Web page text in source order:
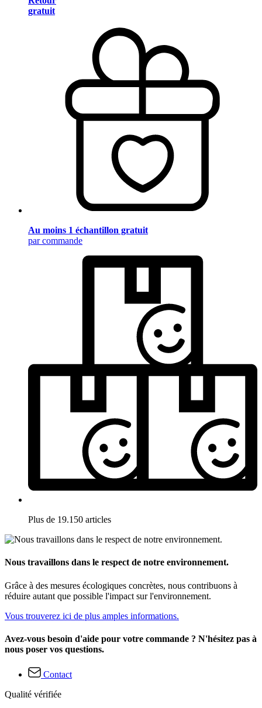
gratuit
Au moins 1 échantillon gratuit
par commande
Plus de 19.150 articles
Nous travaillons dans le respect de notre environnement.
Grâce à des mesures écologiques concrètes, nous contribuons à
réduire autant que possible l'impact sur l'environnement.
Vous trouverez ici de plus amples informations.
Avez-vous besoin d'aide pour votre commande ? N'hésitez pas à
nous poser vos questions.
Contact
Qualité vérifiée